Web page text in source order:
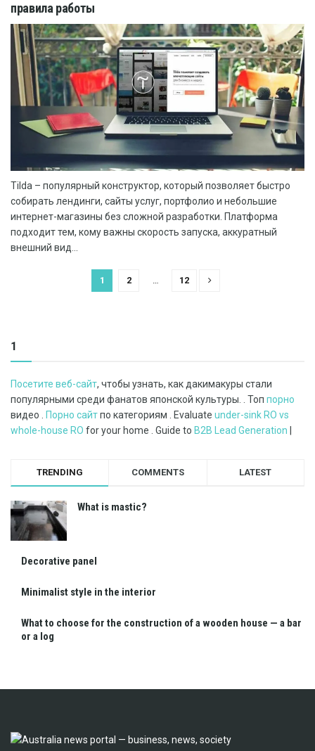
правила работы
Tilda – популярный конструктор, который позволяет быстро
собирать лендинги, сайты услуг, портфолио и небольшие
интернет-магазины без сложной разработки. Платформа
подходит тем, кому важны скорость запуска, аккуратный
внешний вид...
1 2 … 12
1
Посетите веб-сайт, чтобы узнать, как дакимакуры стали
популярными среди фанатов японской культуры. . Топ порно
видео .
Порно сайтпо категориям . Evaluate under-sink RO vs
whole-house RO for your home . Guide to B2B Lead Generation
TRENDING COMMENTS LATEST
What is mastic?
Decorative panel
Minimalist style in the interior
What to choose for the construction of a wooden house — a bar
or a log